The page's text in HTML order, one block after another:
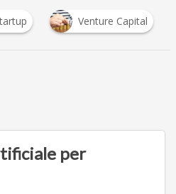
Venture Capital
per